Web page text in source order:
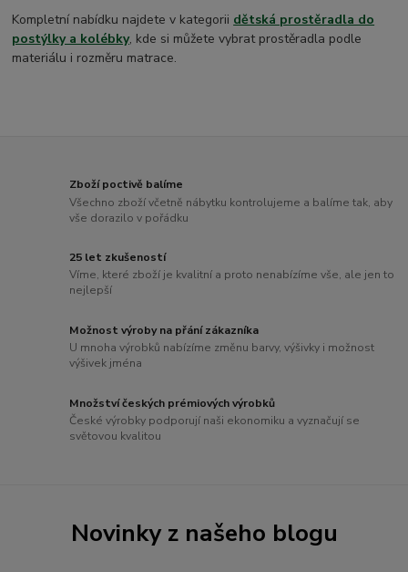
Kompletní nabídku najdete v kategorii dětská prostěradla do
postýlky a kolébky, kde si můžete vybrat prostěradla podle
materiálu i rozměru matrace.
Zboží poctivě balíme
Všechno zboží včetně nábytku kontrolujeme a balíme tak, aby
vše dorazilo v pořádku
25 let zkušeností
Víme, které zboží je kvalitní a proto nenabízíme vše, ale jen to
nejlepší
Možnost výroby na přání zákazníka
U mnoha výrobků nabízíme změnu barvy, výšivky i možnost
výšivek jména
Množství českých prémiových výrobků
České výrobky podporují naši ekonomiku a vyznačují se
světovou kvalitou
Novinky z našeho blogu